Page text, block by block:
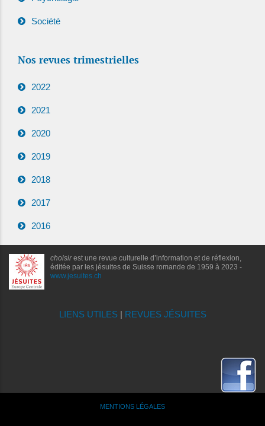
Société
Nos revues trimestrielles
2022
2021
2020
2019
2018
2017
2016
choisirest une revue culturelle d’information et de réflexion,
éditée par les jésuites de Suisse romande de 1959 à 2023 -
www.jesuites.ch
LIENS UTILES| REVUES JÉSUITES
MENTIONS LÉGALES